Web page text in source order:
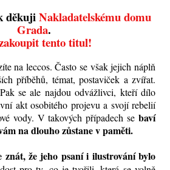
děkujiNakladatelskému domu
Grada.
tento titul!
na leccos.Často se však jejich náplň
příběhů, témat, postaviček a zvířat.
se ale najdou odvážlivci, kteří dílo
akt osobitého projevu a svojí rebelií
vody. V takových případech se baví
na dlouho zůstane v paměti.
znát, že jeho psaní i ilustrování bylo